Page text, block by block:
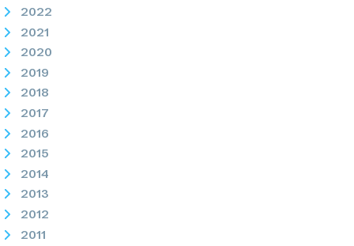
2022
2021
2020
2019
2018
2017
2016
2015
2014
2013
2012
2011